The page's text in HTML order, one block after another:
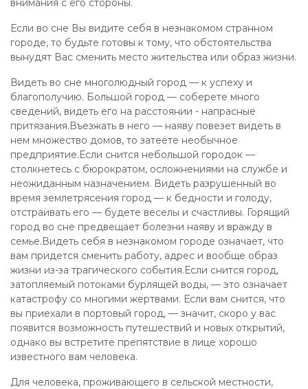
внимания с его стороны.
Если во сне Вы видите себя в незнакомом странном
городе, то будьте готовы к тому, что обстоятельства
вынудят Вас сменить место жительства или образ жизни.
Видеть во сне многолюдный город — к успеху и
благополучию. Большой город — соберете много
сведений, видеть его на расстоянии - напрасные
притязания.Въезжать в него — наяву повезет видеть в
нем множество домов, то затеете необычное
предприятие.Если снится небольшой городок —
столкнетесь с бюрократом, осложнениями на службе и
неожиданным назначением. Видеть разрушенный во
время землетрясения город — к бедности и голоду,
отстраивать его — будете веселы и счастливы. Горящий
город во сне предвещает болезни наяву и вражду в
семье.Видеть себя в незнакомом городе означает, что
вам придется сменить работу, адрес и вообще образ
жизни из-за трагического события.Если снится город,
затопляемый потоками бурлящей воды, — это означает
катастрофу со многими жертвами. Если вам снится, что
вы приехали в портовый город, — значит, скоро у вас
появится возможность путешествий и новых открытий,
однако вы встретите препятствие в лице хорошо
известного вам человека.
Для человека, проживающего в сельской местности,